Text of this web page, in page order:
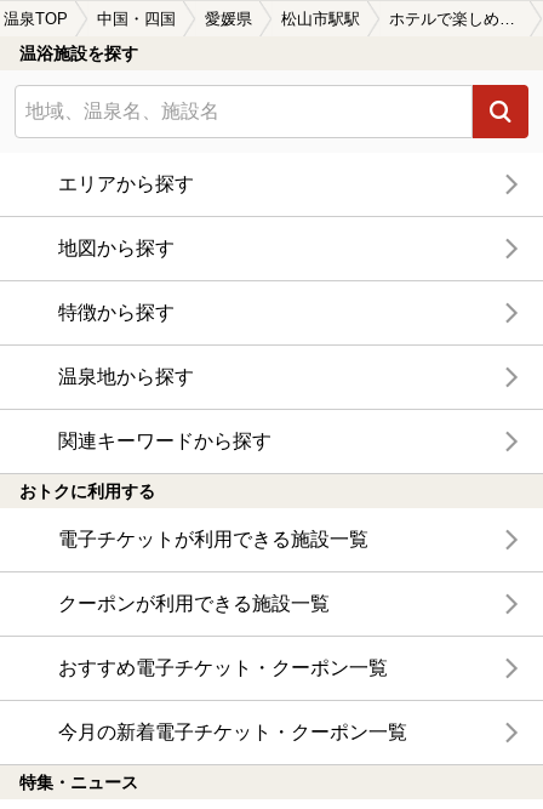
温泉TOP 中国・四国 愛媛県 松山市駅駅 ホテルで楽しめる松山市駅駅近くの温泉、日帰り温泉、スーパー銭湯おすすめ
温浴施設を探す
エリアから探す
地図から探す
特徴から探す
温泉地から探す
関連キーワードから探す
おトクに利用する
電子チケットが利用できる施設一覧
クーポンが利用できる施設一覧
おすすめ電子チケット・クーポン一覧
今月の新着電子チケット・クーポン一覧
特集・ニュース